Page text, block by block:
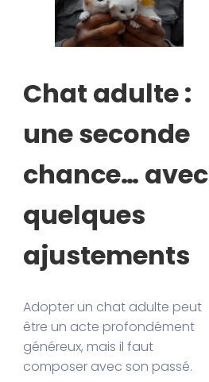
Chat adulte :
une seconde
chance… avec
quelques
ajustements
Adopter un chat adulte peut
être un acte profondément
généreux, mais il faut
composer avec son passé.